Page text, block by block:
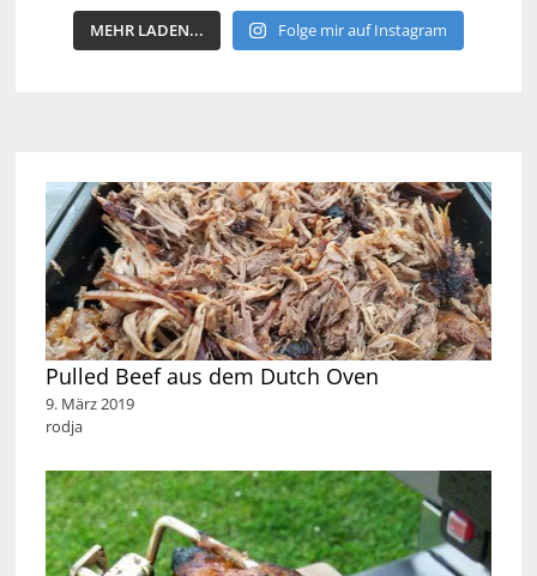
MEHR LADEN... Folge mir auf Instagram
Pulled Beef aus dem Dutch Oven
9. März 2019
rodja